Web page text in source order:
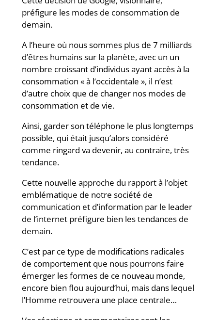
préfigure les modes de consommation de
demain.
A l’heure où nous sommes plus de 7 milliards
d’êtres humains sur la planète, avec un un
nombre croissant d’individus ayant accès à la
consommation « à l’occidentale », il n’est
d’autre choix que de changer nos modes de
consommation et de vie.
Ainsi, garder son téléphone le plus longtemps
possible, qui était jusqu’alors considéré
comme ringard va devenir, au contraire, très
tendance.
Cette nouvelle approche du rapport à l’objet
emblématique de notre société de
communication et d’information par le leader
de l’internet préfigure bien les tendances de
demain.
C’est par ce type de modifications radicales
de comportement que nous pourrons faire
émerger les formes de ce nouveau monde,
encore bien flou aujourd’hui, mais dans lequel
l’Homme retrouvera une place centrale…